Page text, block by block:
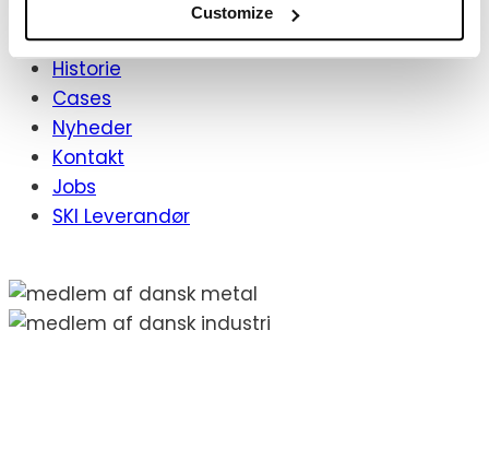
Customize
Historie
Cases
Nyheder
Kontakt
Jobs
SKI Leverandør